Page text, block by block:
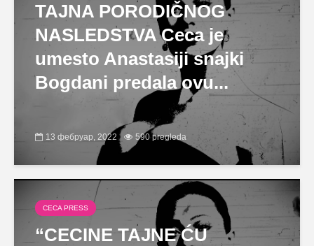
TAJNA PORODIČNOG
NASLEDSTVA Ceca je
umesto Anastasiji snajki
Bogdani predala ovu...
13 фебруар, 2022 590 pregleda
CECA PRESS
“CECINE TAJNE ĆU